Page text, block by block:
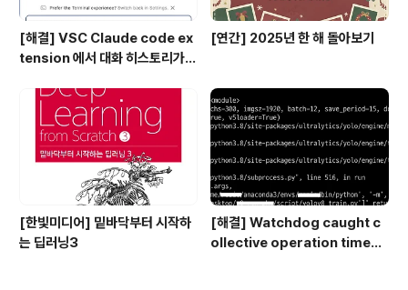
[해결] VSC Claude code ex
tension 에서 대화 히스토리가
[연간] 2025년 한 해 돌아보기
[한빛미디어] 밑바닥부터 시작하
는 딥러닝3
[해결] Watchdog caught c
ollective operation timeou